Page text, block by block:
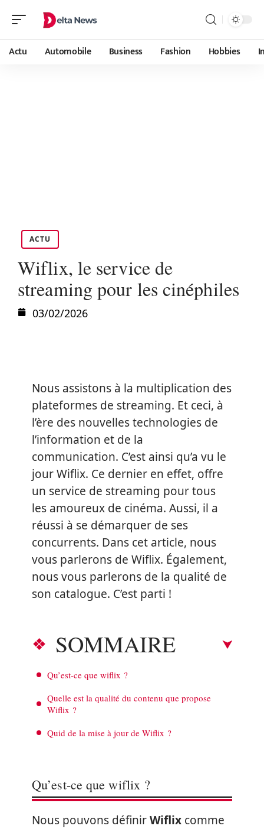
Actu Automobile Business Fashion Hobbies
ACTU
Wiflix, le service de
streaming pour les cinéphiles
03/02/2026
Nous assistons à la multiplication des
plateformes de streaming. Et ceci, à
l’ère des nouvelles technologies de
l’information et de la
communication. C’est ainsi qu’a vu le
jour Wiflix. Ce dernier en effet, offre
un service de streaming pour tous
les amoureux de cinéma. Aussi, il a
réussi à se démarquer de ses
concurrents. Dans cet article, nous
vous parlerons de Wiflix. Également,
nous vous parlerons de la qualité de
son catalogue. C’est parti !
SOMMAIRE
Qu’est-ce que wiflix ?
Quelle est la qualité du contenu que propose
Wiflix ?
Quid de la mise à jour de Wiflix ?
Qu’est-ce que wiflix ?
Nous pouvons définirWiflix comme